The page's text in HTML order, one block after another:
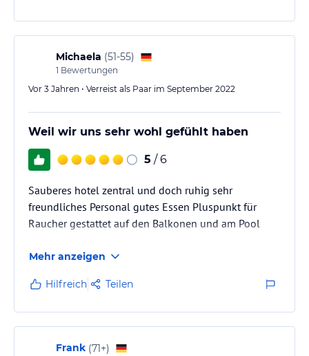
Michaela (51-55)
1 Bewertungen
Vor 3 Jahren • Verreist als Paar im September 2022
Weil wir uns sehr wohl gefühlt haben
5 / 6
Sauberes hotel zentral und doch ruhig sehr
freundliches Personal gutes Essen Pluspunkt für
Raucher gestattet auf den Balkonen und am Pool
Mehr anzeigen
Hilfreich Teilen
Frank (71+)